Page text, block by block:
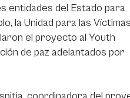
entidades del Estado para
la Unidad para las
el proyecto al Youth
de paz adelantados por